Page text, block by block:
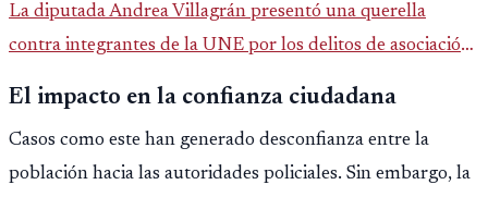
La diputada Andrea Villagrán presentó una querella
contra integrantes de la UNE por los delitos de asociación
El impacto en la confianza ciudadana
Casos como este han generado desconfianza entre la
población hacia las autoridades policiales. Sin embargo, la